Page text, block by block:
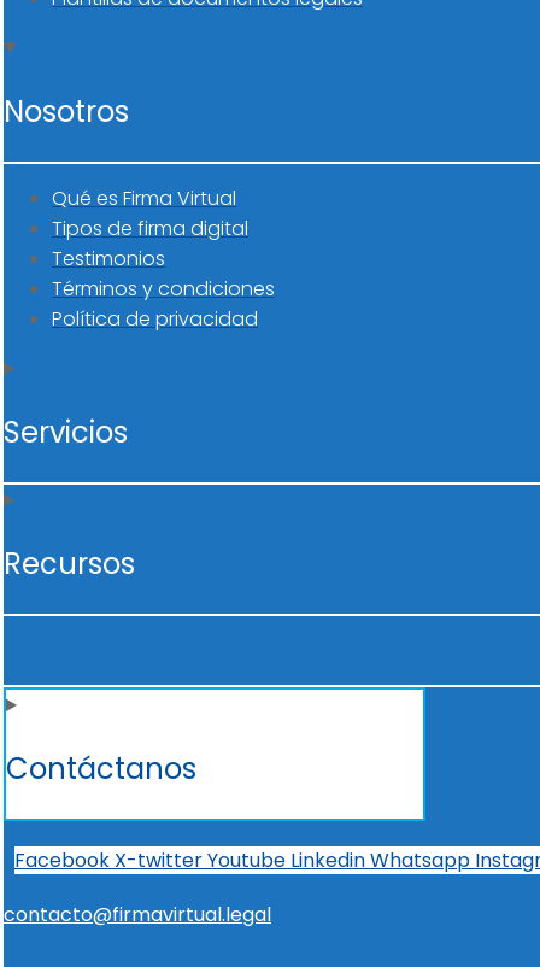
Nosotros
Qué es Firma Virtual
Tipos de firma digital
Testimonios
Términos y condiciones
Política de privacidad
Servicios
Recursos
Contáctanos
Facebook X-twitterYoutube LinkedinWhatsapp
contacto@firmavirtual.legal